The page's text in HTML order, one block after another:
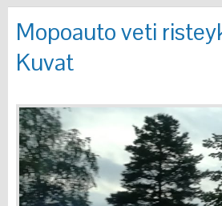
Mopoauto veti
Kuvat